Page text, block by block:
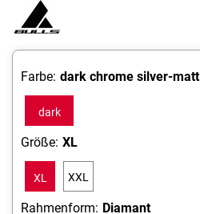
Farbe: dark chrome silver-matt
dark
chrome
matt
Größe: XL
XL XXL
Rahmenform: Diamant